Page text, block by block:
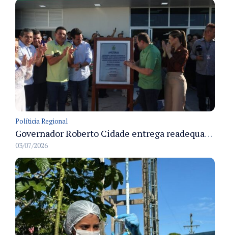
Políticia Regional
Governador Roberto Cidade entrega readequação do ambulatório da FCecon e amplia capacidade de atendimento oncológico em Manaus
03/07/2026